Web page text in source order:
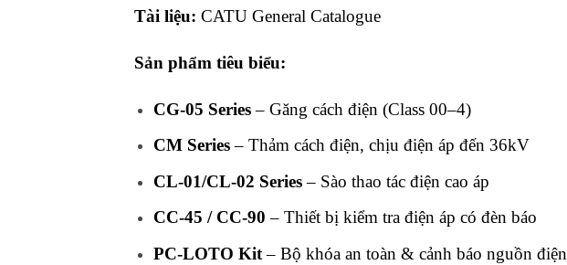
Tài liệu: CATU General Catalogue
Sản phẩm tiêu biểu:
CG-05 Series– Găng cách điện (Class 00–4)
CM Series– Thảm cách điện, chịu điện áp đến 36kV
CL-01/CL-02 Series– Sào thao tác điện cao áp
CC-45 / CC-90 – Thiết bị kiểm tra điện áp có đèn báo
PC-LOTO Kit– Bộ khóa an toàn & cảnh báo nguồn điện